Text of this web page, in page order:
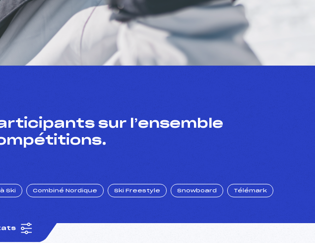
sur l’ensemble
Ski Combiné Nordique Ski Freestyle Snowboard Télémark